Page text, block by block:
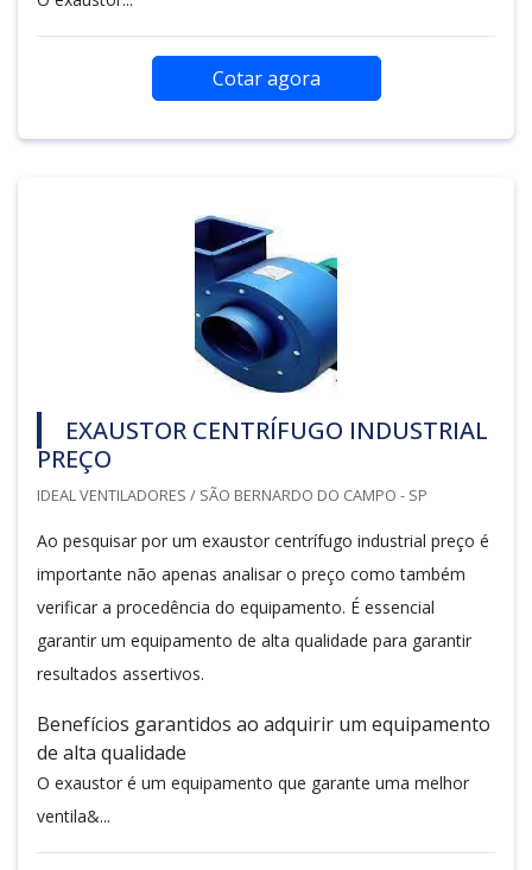
Cotar agora
EXAUSTOR CENTRÍFUGO INDUSTRIAL
PREÇO
IDEAL VENTILADORES / SÃO BERNARDO DO CAMPO - SP
Ao pesquisar por um exaustor centrífugo industrial preço é
importante não apenas analisar o preço como também
verificar a procedência do equipamento. É essencial
garantir um equipamento de alta qualidade para garantir
resultados assertivos.
Benefícios garantidos ao adquirir um equipamento
de alta qualidade
O exaustor é um equipamento que garante uma melhor
ventila&...